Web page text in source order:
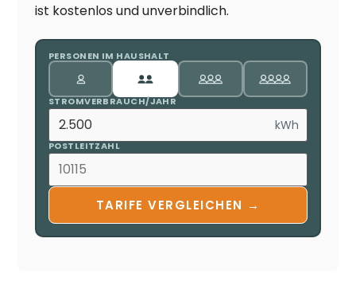
ist kostenlos und unverbindlich.
PERSONEN IM HAUSHALT
STROMVERBRAUCH/JAHR
kWh
POSTLEITZAHL
TARIFE VERGLEICHEN →